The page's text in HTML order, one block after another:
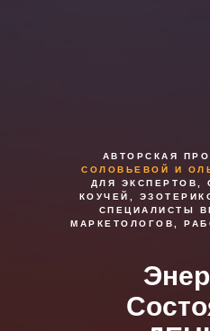
АВТОРСКАЯ
СОЛОВЬЕВОЙ И
ДЛЯ ЭКСПЕРТОВ,
КОУЧЕЙ,
СПЕЦИАЛИСТЫ
МАРКЕТОЛОГОВ,